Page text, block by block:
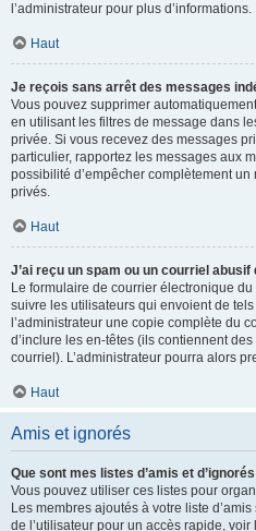
l’administrateur pour plus d’informations.
Haut
Je reçois sans arrêt des messages
Vous pouvez supprimer
en utilisant les filtres de message dans
privée. Si vous recevez des messages
particulier, rapportez les messages aux
possibilité d’empêcher complètement
privés.
Haut
J’ai reçu un spam ou un courriel abusif
Le formulaire de courrier électronique
suivre les utilisateurs qui envoient de
l’administrateur une copie complète du
d’inclure les en-têtes (ils contiennent
courriel). L’administrateur pourra alors
Haut
Amis et ignorés
Que sont mes listes d’amis et
Vous pouvez utiliser ces listes pour
Les membres ajoutés à votre liste
de l’utilisateur pour un accès rapide,